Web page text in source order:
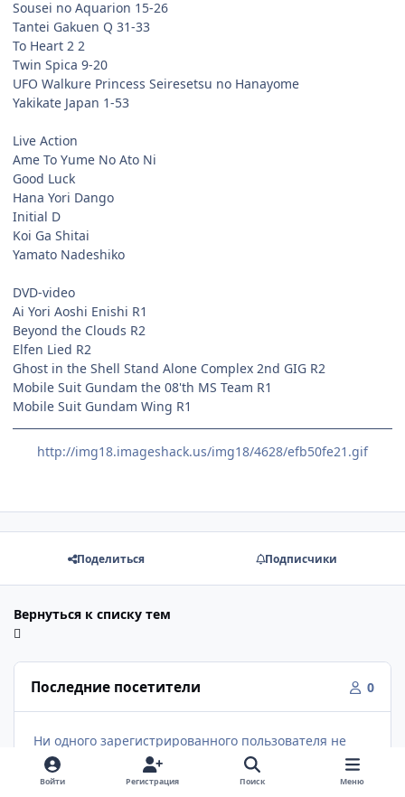
Sousei no Aquarion 15-26
Tantei Gakuen Q 31-33
To Heart 2 2
Twin Spica 9-20
UFO Walkure Princess Seiresetsu no Hanayome
Yakikate Japan 1-53
Live Action
Ame To Yume No Ato Ni
Good Luck
Hana Yori Dango
Initial D
Koi Ga Shitai
Yamato Nadeshiko
DVD-video
Ai Yori Aoshi Enishi R1
Beyond the Clouds R2
Elfen Lied R2
Ghost in the Shell Stand Alone Complex 2nd GIG R2
Mobile Suit Gundam the 08'th MS Team R1
Mobile Suit Gundam Wing R1
http://img18.imageshack.us/img18/4628/efb50fe21.gif
Поделиться Подписчики
Вернуться к списку тем
Последние посетители 0
Ни одного зарегистрированного пользователя не
просматривает данную страницу.
Войти Регистрация Поиск Меню